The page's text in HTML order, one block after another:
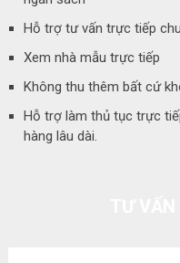
Hỗ trợ tư vấn trực tiếp
Xem nhà mẫu trực tiếp
Không thu thêm bất cứ
Hỗ trợ làm thủ tục trực
hàng lâu dài.